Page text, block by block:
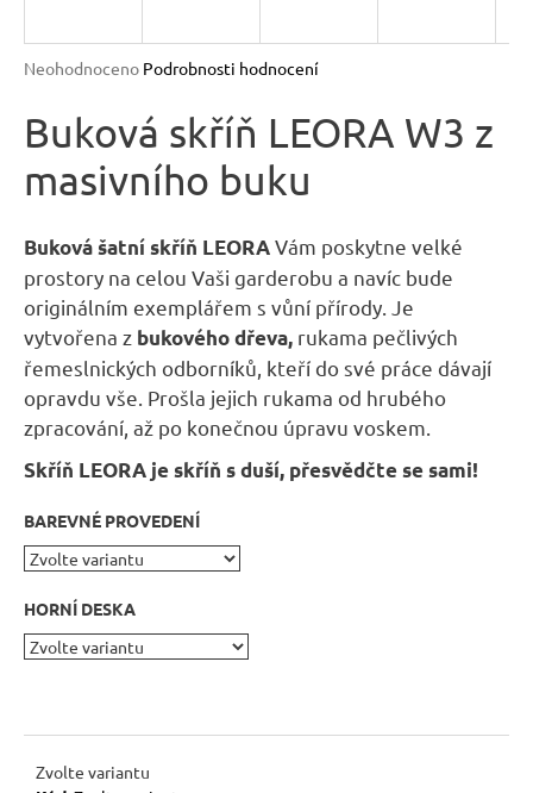
Průměrné
produktu
je
z
hvězdiček.
Neohodnoceno Podrobnosti hodnocení
Buková skříň LEORA W3 z
masivního buku
Buková šatní skříň LEORAVám poskytne velké
prostory na celou Vaši garderobu a navíc bude
originálním exemplářem s vůní přírody. Je
vytvořena z bukového dřeva, rukama pečlivých
řemeslnických odborníků, kteří do své práce dávají
opravdu vše. Prošla jejich rukama od hrubého
zpracování, až po konečnou úpravu voskem.
Skříň LEORA je skříň s duší, přesvědčte se sami!
BAREVNÉ PROVEDENÍ
HORNÍ DESKA
Zvolte variantu
A
a
í
t
?
HLEDAT
D
o
p
o
r
u
č
u
j
e